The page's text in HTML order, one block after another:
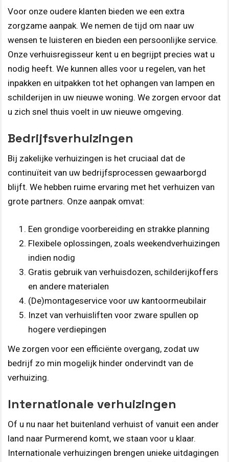
Voor onze oudere klanten bieden we een extra
zorgzame aanpak. We nemen de tijd om naar uw
wensen te luisteren en bieden een persoonlijke service.
Onze verhuisregisseur kent u en begrijpt precies wat u
nodig heeft. We kunnen alles voor u regelen, van het
inpakken en uitpakken tot het ophangen van lampen en
schilderijen in uw nieuwe woning. We zorgen ervoor dat
u zich snel thuis voelt in uw nieuwe omgeving.
Bedrijfsverhuizingen
Bij zakelijke verhuizingen is het cruciaal dat de
continuïteit van uw bedrijfsprocessen gewaarborgd
blijft. We hebben ruime ervaring met het verhuizen van
grote partners. Onze aanpak omvat:
Een grondige voorbereiding en strakke planning
Flexibele oplossingen, zoals weekendverhuizingen
indien nodig
Gratis gebruik van verhuisdozen, schilderijkoffers
en andere materialen
(De)montageservice voor uw kantoormeubilair
Inzet van verhuisliften voor zware spullen op
hogere verdiepingen
We zorgen voor een efficiënte overgang, zodat uw
bedrijf zo min mogelijk hinder ondervindt van de
verhuizing.
Internationale verhuizingen
Of u nu naar het buitenland verhuist of vanuit een ander
land naar Purmerend komt, we staan voor u klaar.
Internationale verhuizingen brengen unieke uitdagingen